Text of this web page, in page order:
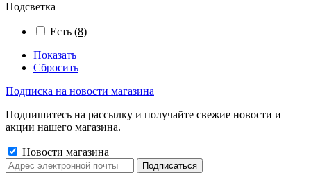
Подсветка
Есть (8)
Показать
Сбросить
Подписка на новости магазина
Подпишитесь на рассылку и получайте свежие новости и
акции нашего магазина.
Новости магазина